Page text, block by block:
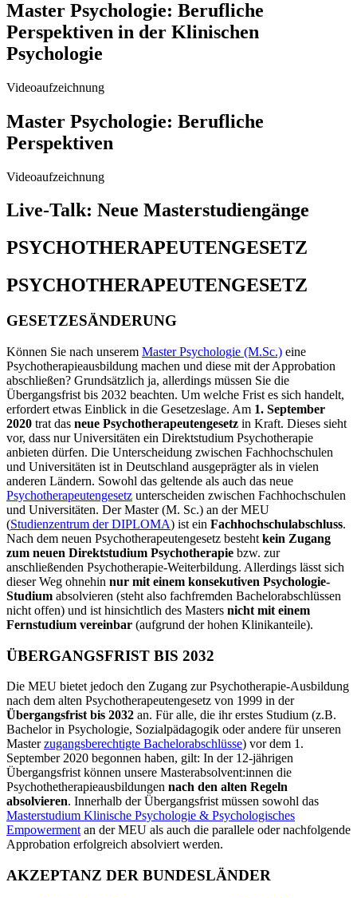
Master Psychologie: Berufliche
Perspektiven in der Klinischen
Psychologie
Videoaufzeichnung
Master Psychologie: Berufliche
Perspektiven
Videoaufzeichnung
Live-Talk: Neue Masterstudiengänge
PSYCHOTHERAPEUTENGESETZ
PSYCHO­THERAPEUTEN­GESETZ
GESETZESÄNDERUNG
Können Sie nach unserem Master Psychologie (M.Sc.) eine
Psychotherapieausbildung machen und diese mit der Approbation
abschließen? Grundsätzlich ja, allerdings müssen Sie die
Übergangsfrist bis 2032 beachten. Um welche Frist es sich handelt,
erfordert etwas Einblick in die Gesetzeslage. Am 1. September
2020 trat das neue Psychotherapeutengesetz in Kraft. Dieses sieht
vor, dass nur Universitäten ein Direktstudium Psychotherapie
anbieten dürfen. Die Unterscheidung zwischen Fachhochschulen
und Universitäten ist in Deutschland ausgeprägter als in vielen
anderen Ländern. Sowohl das geltende als auch das neue
Psychotherapeutengesetz unterscheiden zwischen Fachhochschulen
und Universitäten. Der Master (M. Sc.) an der MEU
(Studienzentrum der DIPLOMA) ist ein Fachhochschulabschluss.
Nach dem neuen Psychotherapeutengesetz besteht kein Zugang
zum neuen Direktstudium Psychotherapie bzw. zur
anschließenden Psychotherapie-Weiterbildung. Allerdings lässt sich
dieser Weg ohnehin nur mit einem konsekutiven Psychologie-
Studium absolvieren (steht also fachfremden Bachelorabschlüssen
nicht offen) und ist hinsichtlich des Masters nicht mit einem
Fernstudium vereinbar (aufgrund der hohen Klinikanteile).
ÜBERGANGSFRIST BIS 2032
Die MEU bietet jedoch den Zugang zur Psychotherapie-Ausbildung
nach dem alten Psychotherapeutengesetz von 1999 in der
Übergangsfrist bis 2032 an. Für alle, die ihr erstes Studium (z.B.
Bachelor in Psychologie, Sozialpädagogik oder andere für unseren
Masterzugangsberechtigte Bachelorabschlüsse) vor dem 1.
September 2020 begonnen haben, gilt: In der 12-jährigen
Übergangsfrist können unsere Masterabsolvent:innen die
Psychothetherapieausbildungen nach den alten Regeln
absolvieren. Innerhalb der Übergangsfrist müssen sowohl das
Masterstudium Klinische Psychologie & Psychologisches
Empowerment an der MEU als auch die parallele oder nachfolgende
Approbation erfolgreich absolviert werden.
AKZEPTANZ DER BUNDESLÄNDER